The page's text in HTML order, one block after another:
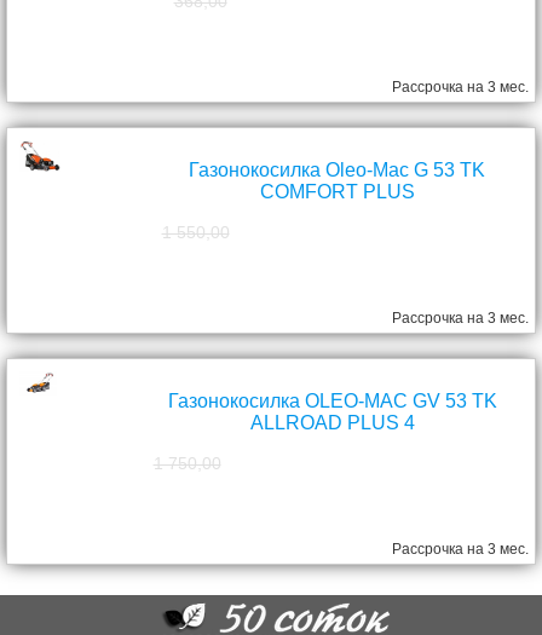
Рассрочка на 3 мес.
Газонокосилка Oleo-Mac G 53 TK
COMFORT PLUS
1 550,00
Рассрочка на 3 мес.
Газонокосилка OLEO-MAC GV 53 TK
ALLROAD PLUS 4
1 750,00
Рассрочка на 3 мес.